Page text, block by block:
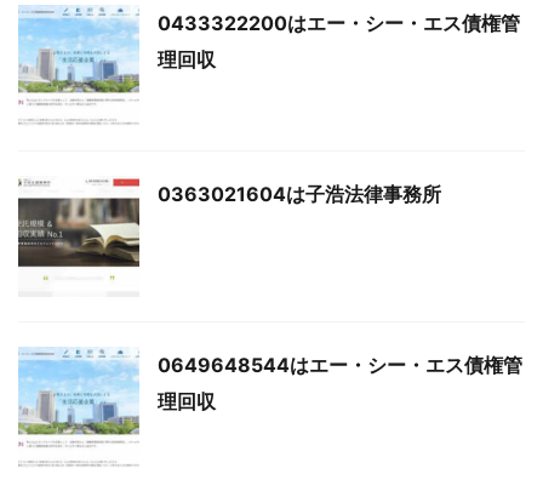
0433322200はエー・シー・エス債権管
理回収
0363021604は子浩法律事務所
0649648544はエー・シー・エス債権管
理回収